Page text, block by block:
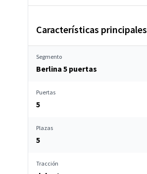
Características principales
Segmento
Berlina 5 puertas
Puertas
5
Plazas
5
Tracción